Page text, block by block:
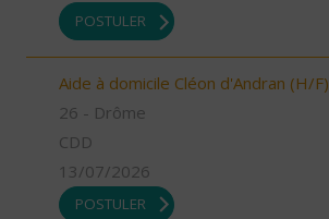
POSTULER
Aide à domicile Cléon d'Andran (H/F)
26 - Drôme
CDD
13/07/2026
POSTULER